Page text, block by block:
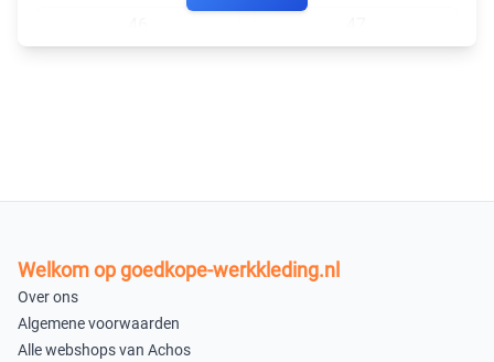
Uitverkocht
Welkom op goedkope-werkkleding.nl
Over ons
Algemene voorwaarden
Alle webshops van Achos